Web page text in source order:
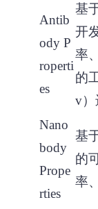
Antib
ody P
roperti
es
基
开
率
的
v）
Nano
body
Prope
rties
基
的
率